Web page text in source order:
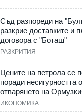
Съд разпореди на
разкрие доставките и
договора с "Боташ"
РАЗКРИТИЯ
Цените на петрола се
поради несигурността
отварянето на
ИКОНОМИКА